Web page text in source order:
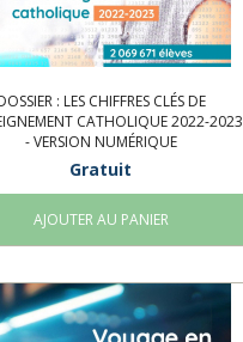
: LES CHIFFRES CLÉS DE
CATHOLIQUE 2022-2023
- VERSION NUMÉRIQUE
Gratuit
AJOUTER AU PANIER